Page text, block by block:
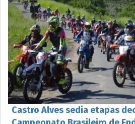
Castro Alves sedia etapas